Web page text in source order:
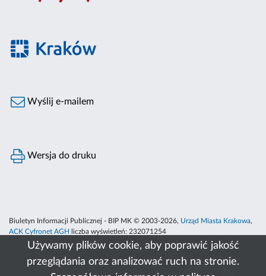
Używamy plików cookie, aby poprawić jakość
przeglądania oraz analizować ruch na stronie.
Wyślij e-mailem
Wersja do druku
Biuletyn Informacji Publicznej - BIP MK © 2003-2026, Urząd Miasta Krakowa,
ACK Cyfronet AGH
liczba wyświetleń: 232071254